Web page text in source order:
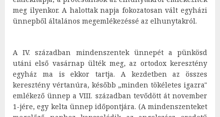
meg ilyenkor. A halottak napja fokozatosan vált egyházi
ünnepből általános megemlékezéssé az elhunytakról.
A IV. században mindenszentek ünnepét a pünkösd
utáni első vasárnap ülték meg, az ortodox keresztény
egyház ma is ekkor tartja. A kezdetben az összes
keresztény vértanúra, később „minden tökéletes igazra"
emlékező ünnep a VIII. században tevődött át november
1-jére, egy kelta ünnep időpontjára. (A mindenszenteket